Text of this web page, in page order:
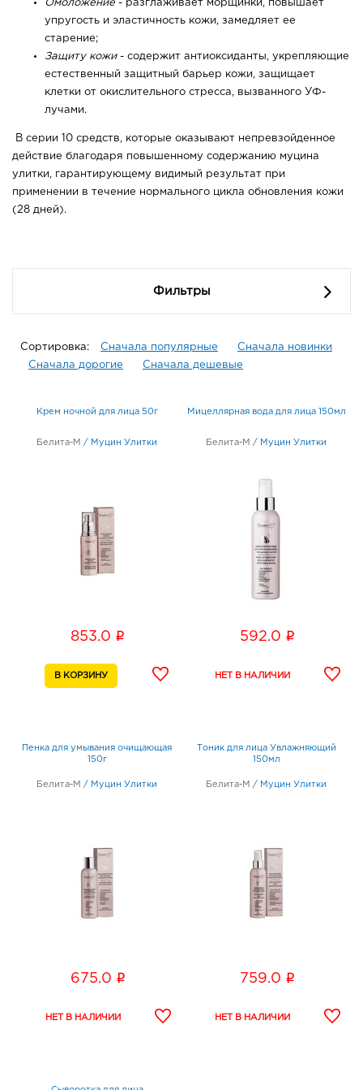
Омоложение - разглаживает морщинки, повышает
упругость и эластичность кожи, замедляет ее
старение;
Защиту кожи- содержит антиоксиданты, укрепляющие
естественный защитный барьер кожи, защищает
клетки от окислительного стресса, вызванного УФ-
лучами.
В серии 10 средств, которые оказывают непревзойденное
действие благодаря повышенному содержанию муцина
улитки, гарантирующему видимый результат при
применении в течение нормального цикла обновления кожи
(28 дней).
Фильтры
Сортировка: Сначала популярные
Сначала новинки
Сначала дорогие
Сначала дешевые
Крем ночной для лица 50г
Белита-М / Муцин Улитки
853.0 i
Мицеллярная вода для лица 150мл
Белита-М / Муцин Улитки
592.0 i
Пенка для умывания очищающая
150г
Белита-М / Муцин Улитки
675.0 i
Тоник для лица Увлажняющий
150мл
Белита-М / Муцин Улитки
759.0 i